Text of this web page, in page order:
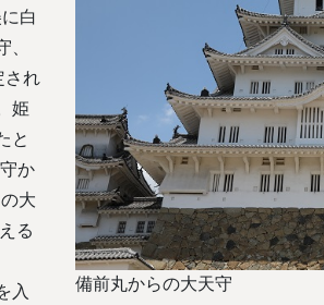
備前丸からの大天守
白
され
姫
と
か
大
る
入